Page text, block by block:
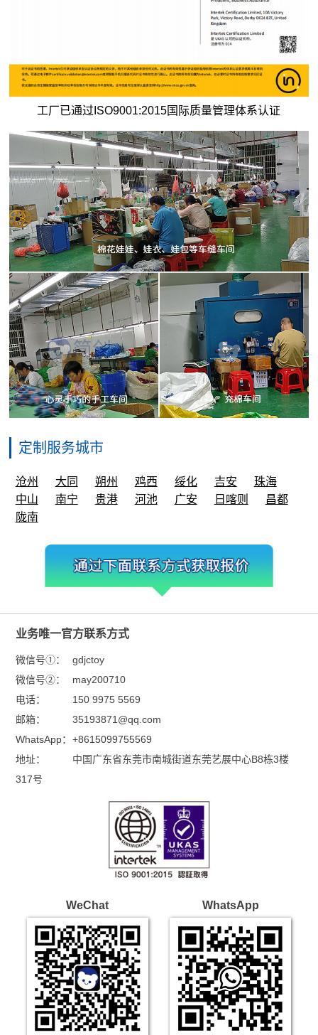
工厂已通过ISO9001:2015国际质量管理体系认证
定制服务城市
沧州 大同 朔州 鸡西 绥化 吉安
珠海
中山
南宁 贵港 河池 广安 日喀则
昌都
陇南
业务唯一官方联系方式
微信号①：
gdjctoy
微信号②：
may200710
电话：
150 9975 5569
邮箱：
35193871@qq.com
WhatsApp： +8615099755569
地址：
中国广东省东莞市南城街道东莞艺展中心B8栋3楼
317号
WeChat WhatsApp